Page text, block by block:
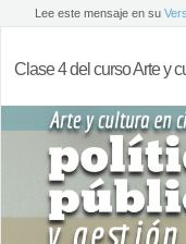
Lee este mensaje en su
Clase 4 del curso Arte y